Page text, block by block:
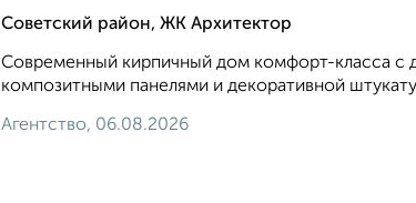
Советский район, ЖК Архитектор
Современный кирпичный дом комфорт-класса с
композитными панелями и декоративной
Агентство, 06.08.2026